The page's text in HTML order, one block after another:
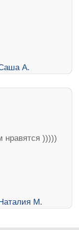
)))))